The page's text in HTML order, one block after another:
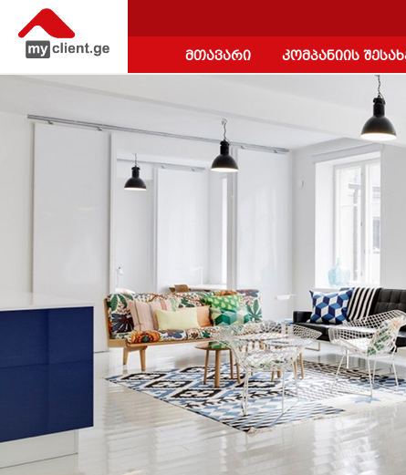
მთავარი კომპანიის